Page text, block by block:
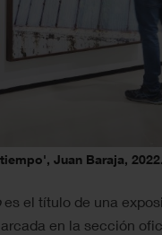
Juan Baraja,
es el título de una
en la sección